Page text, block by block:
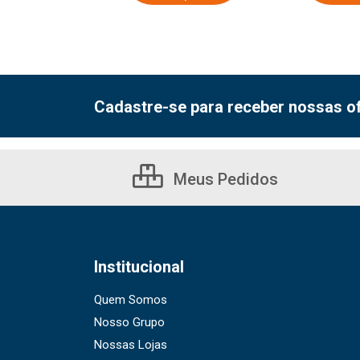
Cadastre-se para receber nossas
Meus Pedidos
Institucional
Quem Somos
Nosso Grupo
Nossas Lojas